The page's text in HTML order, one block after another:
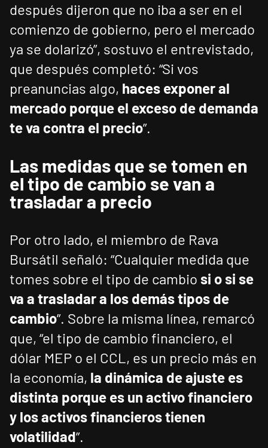
después dijeron que no iba a ser en el
comienzo de gobierno, pero el mercado
ya se dolarizó”, sostuvo el entrevistado,
que después completó: “Si vos
preanuncias algo, haces exponer al
mercado porque el exceso de demanda
te va contra el precio”.
Las medidas que se tomen en
el tipo de cambio se van a
trasladar a precio
Por otro lado, el miembro de Rava
Bursátil señaló: “Cualquier medida que
tomes sobre el tipo de cambio si o si se
va a trasladar a los demás tipos de
cambio”. Sobre la misma línea, remarcó
que, “el tipo de cambio financiero, el
dólar MEP o el CCL, es un precio más en
la economía, la dinámica de ajuste es
distinta porque es un activo financiero
y los activos financieros tienen
volatilidad”.